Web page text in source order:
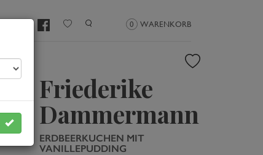
0 WARENKORB
Friederike
Dammermann
ERDBEERKUCHEN MIT
VANILLEPUDDING